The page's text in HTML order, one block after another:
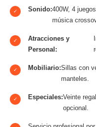
✓ Sonido:400W, 4
música
✓
Atracciones y
Personal:
✓ Mobiliario:Sillas con
manteles.
✓ Especiales:Veinte
opcional.